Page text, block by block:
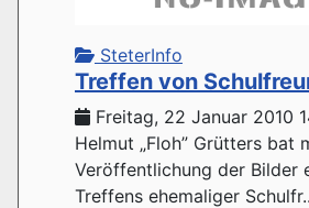
SteterInfo
Treffen von
Freitag, 22 Januar 2010
Helmut „Floh” Grütters bat
Veröffentlichung der Bilder
Treffens ehemaliger